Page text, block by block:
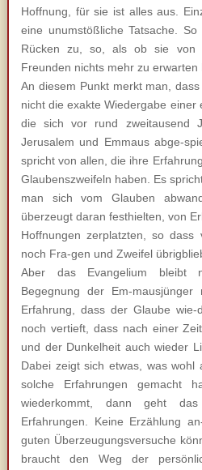
Hoffnung, für sie ist alles aus.
eine unumstößliche Tatsache.
Rücken zu, so, als ob sie von
Freunden nichts mehr zu erwarten
An diesem Punkt merkt man,
nicht die exakte Wiedergabe einer
die sich vor rund zweitausend
Jerusalem und Emmaus abge-
spricht von allen, die ihre
Glaubenszweifeln haben. Es
man sich vom Glauben
überzeugt daran festhielten, von
Hoffnungen zerplatzten, so
noch Fra-gen und Zweifel
Aber das Evangelium bleibt
Begegnung der Em-
Erfahrung, dass der Glaube
noch vertieft, dass nach einer
und der Dunkelheit auch wieder
Dabei zeigt sich etwas, was wohl
solche Erfahrungen gemacht
wiederkommt, dann geht
Erfahrungen. Keine Erzählung
guten Überzeugungsversuche
braucht den Weg der